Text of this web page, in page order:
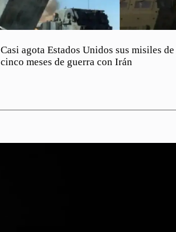
Casi agota Estados Unidos sus misiles
cinco meses de guerra con Irán